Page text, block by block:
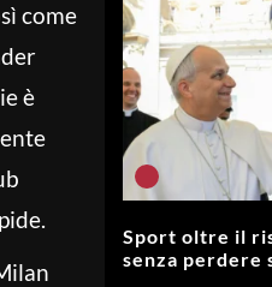
come
è
Sport oltre il
senza perdere